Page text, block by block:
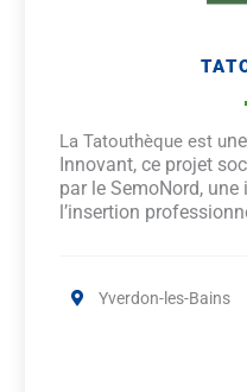
La Tatouthèque est u
Innovant, ce projet
par le SemoNord,
l’insertion
Yverdon-les-Bains